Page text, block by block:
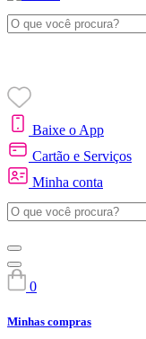
Baixe o App
Cartão e Serviços
Minha conta
0
Minhas compras